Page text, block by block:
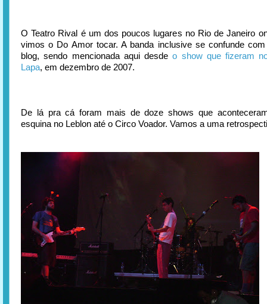
O Teatro Rival é um dos poucos lugares no Rio de Janeiro
vimos o Do Amor tocar. A banda inclusive se confunde
blog, sendo mencionada aqui desdeo show que fizeram
Lapa, em dezembro de 2007.
De lá pra cá foram mais de doze shows que
esquina no Leblon até o Circo Voador. Vamos a uma